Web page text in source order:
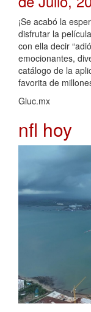
¡Se acabó la
disfrutar la
con ella decir
emocionantes,
catálogo de la
favorita de
Gluc.mx
nfl hoy